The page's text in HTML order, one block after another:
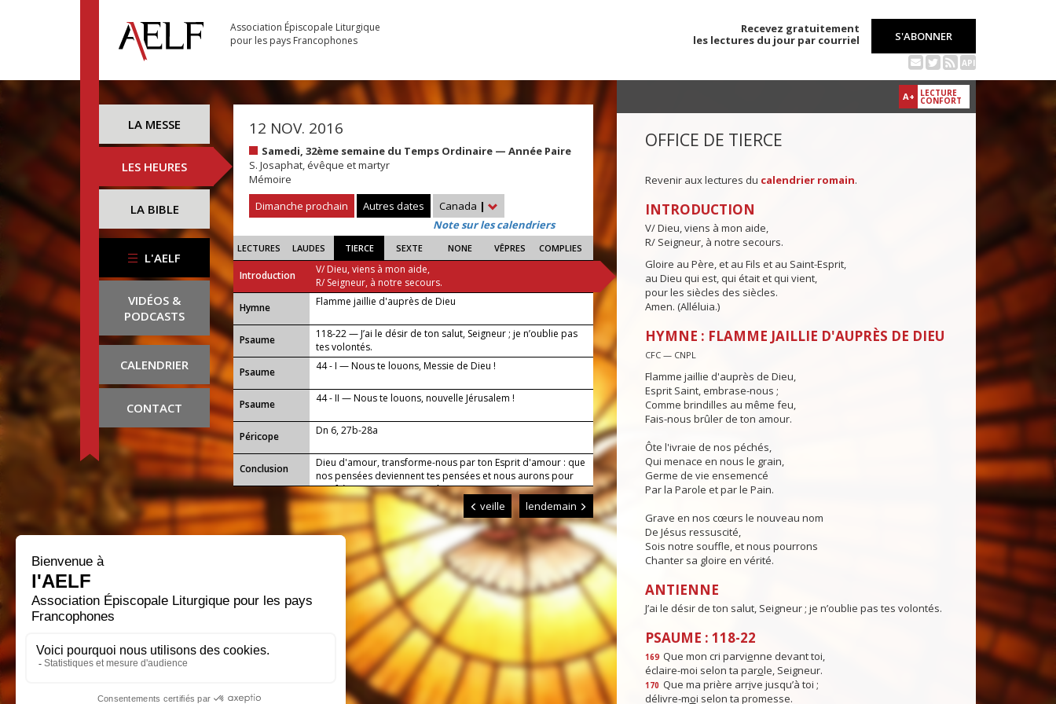
Association Épiscopale Liturgique
pour les pays Francophones
Recevez gratuitement
les lectures du jour par courriel
S'ABONNER
API
LA MESSE
LES HEURES
LA BIBLE
L'AELF
VIDÉOS &
PODCASTS
CALENDRIER
CONTACT
12 NOV. 2016
Samedi, 32ème semaine du Temps Ordinaire — Année Paire
S. Josaphat, évêque et martyr
Mémoire
Dimanche prochain
Autres dates Canada |
Note sur les calendriers
LECTURES LAUDES TIERCE SEXTE NONE VÊPRES COMPLIES
Introduction
V/ Dieu, viens à mon aide,
R/ Seigneur, à notre secours.
...
Hymne Flamme jaillie d'auprès de Dieu
Psaume
118-22 — J’ai le désir de ton salut, Seigneur ; je n’oublie pas
tes volontés.
Psaume
44 - I — Nous te louons, Messie de Dieu !
Psaume 44 - II — Nous te louons, nouvelle Jérusalem !
Péricope Dn 6, 27b-28a
Conclusion
Dieu d'amour, transforme-nous par ton Esprit d'amour : que
nos pensées deviennent tes pensées et nous aurons pour
nos frères et pour toi un même amour.
veille lendemain
A+ LECTURE
CONFORT
OFFICE DE TIERCE
Revenir aux lectures du calendrier romain.
INTRODUCTION
V/ Dieu, viens à mon aide,
R/ Seigneur, à notre secours.
Gloire au Père, et au Fils et au Saint-Esprit,
au Dieu qui est, qui était et qui vient,
pour les siècles des siècles.
Amen. (Alléluia.)
HYMNE : FLAMME JAILLIE D'AUPRÈS DE DIEU
CFC — CNPL
Flamme jaillie d'auprès de Dieu,
Esprit Saint, embrase-nous ;
Comme brindilles au même feu,
Fais-nous brûler de ton amour.
Ôte l'ivraie de nos péchés,
Qui menace en nous le grain,
Germe de vie ensemencé
Par la Parole et par le Pain.
Grave en nos cœurs le nouveau nom
De Jésus ressuscité,
Sois notre souffle, et nous pourrons
Chanter sa gloire en vérité.
ANTIENNE
J’ai le désir de ton salut, Seigneur ; je n’oublie pas tes volontés.
PSAUME : 118-22
169 Que mon cri parvienne devant toi,
éclaire-moi selon ta parole, Seigneur.
170 Que ma prière arrive jusqu’à toi ;
délivre-moi selon ta promesse.